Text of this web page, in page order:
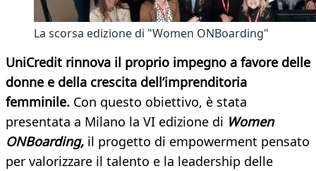
La scorsa edizione di "Women ONBoarding"
UniCredit rinnova il proprio impegno a favore delle
donne e della crescita dell’imprenditoria
femminile. Con questo obiettivo, è stata
presentata a Milano la VI edizione di Women
ONBoarding, il progetto di empowerment pensato
per valorizzare il talento e la leadership delle